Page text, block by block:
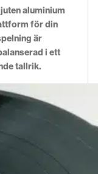
aluminium
för din
är
i ett
tallrik.